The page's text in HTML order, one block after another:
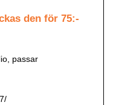
den för 75:-
passar